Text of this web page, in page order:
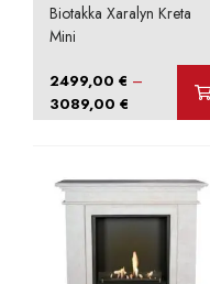
Biotakka Xaralyn Kreta
Mini
2499,00€ –
3089,00€ Hintaluokka:
2499,00 €